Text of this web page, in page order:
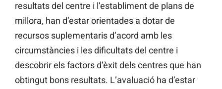
resultats del centre i l’establiment de plans de
millora, han d’estar orientades a dotar de
recursos suplementaris d’acord amb les
circumstàncies i les dificultats del centre i
descobrir els factors d’èxit dels centres que han
obtingut bons resultats. L’avaluació ha d’estar